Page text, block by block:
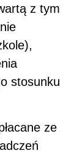
z tym
stosunku
ze